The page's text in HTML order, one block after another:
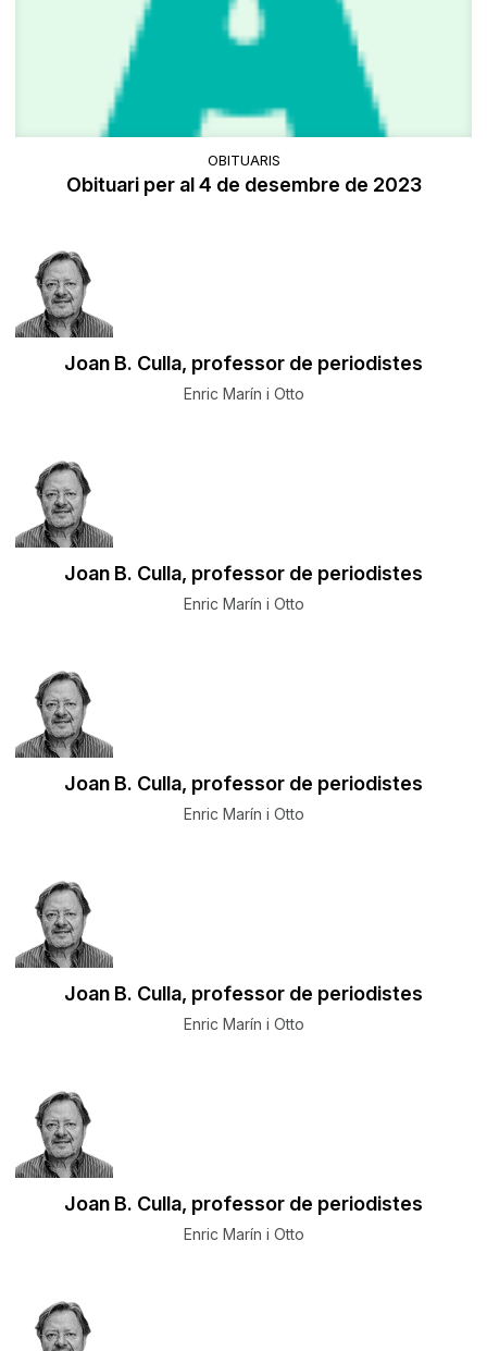
OBITUARIS
Obituari per al 4 de desembre de 2023
Joan B. Culla, professor de periodistes
Enric Marín i Otto
Joan B. Culla, professor de periodistes
Enric Marín i Otto
Joan B. Culla, professor de periodistes
Enric Marín i Otto
Joan B. Culla, professor de periodistes
Enric Marín i Otto
Joan B. Culla, professor de periodistes
Enric Marín i Otto